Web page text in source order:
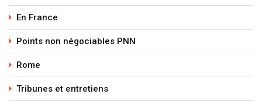
En France
Points non négociables PNN
Rome
Tribunes et entretiens